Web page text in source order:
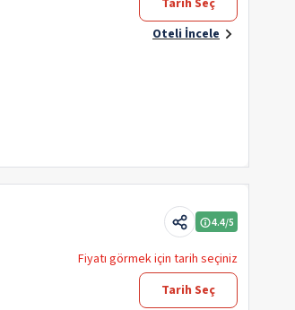
Oteli İncele
4.4/5
Fiyatı görmek için tarih seçiniz
Tarih Seç